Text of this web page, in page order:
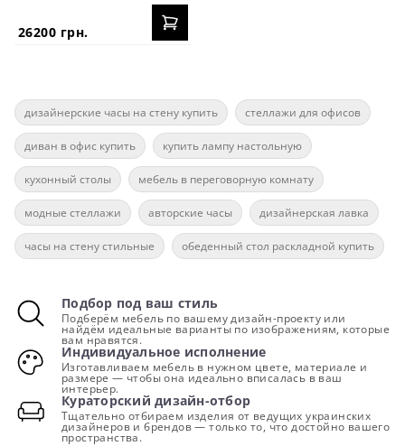
26200 грн.
дизайнерские часы на стену купить стеллажи для офисов
диван в офис купить купить лампу настольную
кухонный столы мебель в переговорную комнату
модные стеллажи авторские часы дизайнерская лавка
часы на стену стильные обеденный стол раскладной купить
Подбор под ваш стиль
Подберём мебель по вашему дизайн-проекту или
найдём идеальные варианты по изображениям, которые
вам нравятся.
Индивидуальное исполнение
Изготавливаем мебель в нужном цвете, материале и
размере — чтобы она идеально вписалась в ваш
интерьер.
Кураторский дизайн-отбор
Тщательно отбираем изделия от ведущих украинских
дизайнеров и брендов — только то, что достойно вашего
пространства.